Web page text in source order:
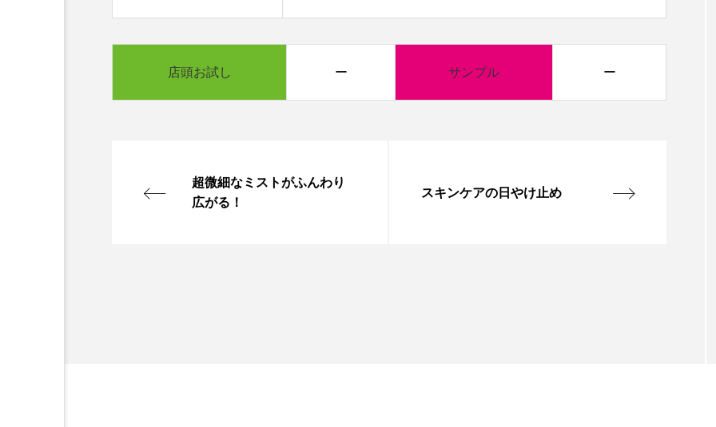
店頭お試し ー サンプル ー
超微細なミストがふんわり
広がる！
スキンケアの日やけ止め